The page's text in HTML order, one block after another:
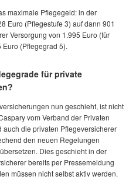
maximale Pflegegeld: in der
Euro (Pflegestufe 3) auf dann 901
Versorgung von 1.995 Euro (für
(Pflegegrad 5).
für private
nun geschieht, ist nicht
vom Verband der Privaten
die privaten Pflegeversicherer
den neuen Regelungen
Dies geschieht in der
bereits per Pressemeldung
müssen nicht selbst aktiv werden.